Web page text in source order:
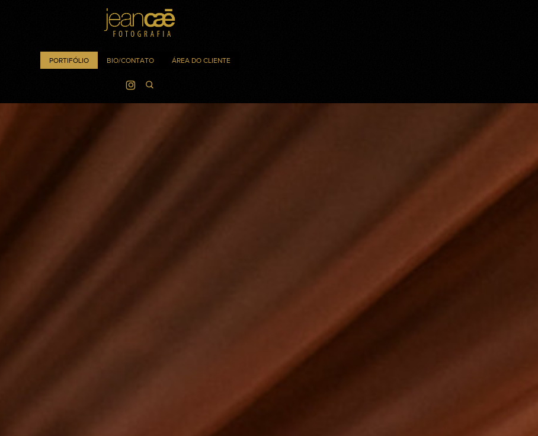
PORTIFÓLIO BIO/CONTATO ÁREA DO CLIENTE